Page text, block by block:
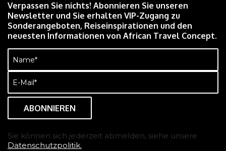
Verpassen Sie nichts! Abonnieren Sie unseren
Newsletter und Sie erhalten VIP-Zugang zu
Sonderangeboten, Reiseinspirationen und den
neuesten Informationen von African Travel Concept.
Name
(erforderlich)
E-
Mail
(erforderlich)
Sie können sich jederzeit abmelden, siehe unsere
Datenschutzpolitik.